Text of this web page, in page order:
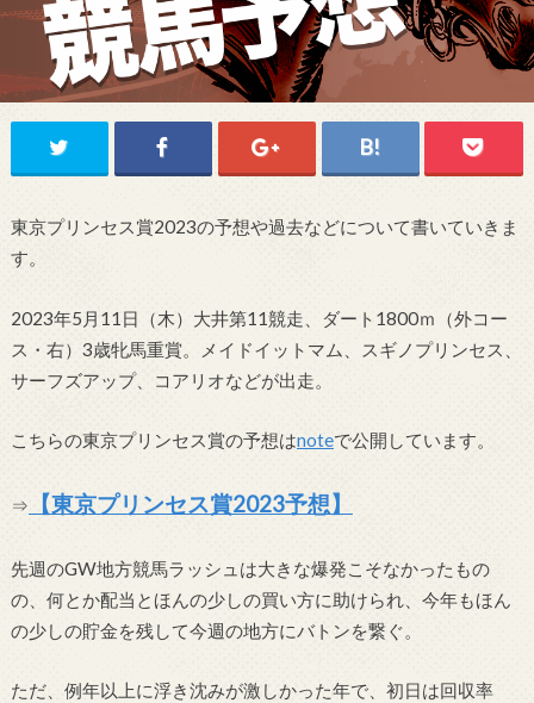
東京プリンセス賞2023の予想や過去などについて書いていきま
す。
2023年5月11日（木）大井第11競走、ダート1800ｍ（外コー
ス・右）3歳牝馬重賞。メイドイットマム、スギノプリンセス、
サーフズアップ、コアリオなどが出走。
こちらの東京プリンセス賞の予想はnoteで公開しています。
⇒ 【東京プリンセス賞2023予想】
先週のGW地方競馬ラッシュは大きな爆発こそなかったもの
の、何とか配当とほんの少しの買い方に助けられ、今年もほん
の少しの貯金を残して今週の地方にバトンを繋ぐ。
ただ、例年以上に浮き沈みが激しかった年で、初日は回収率